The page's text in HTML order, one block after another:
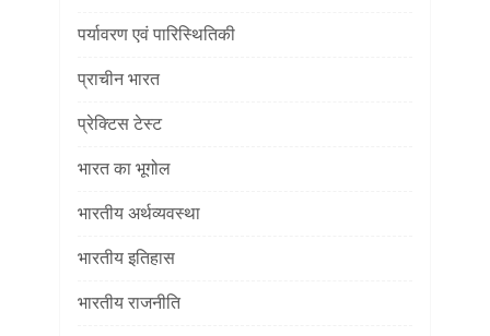
पर्यावरण एवं पारिस्थितिकी
प्राचीन भारत
प्रेक्टिस टेस्ट
भारत का भूगोल
भारतीय अर्थव्यवस्था
भारतीय इतिहास
भारतीय राजनीति